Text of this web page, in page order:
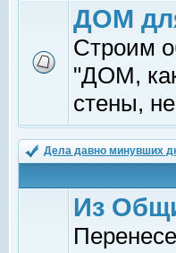
ДОМ
Строим
"ДОМ,
стены,
Дела давно минувших
Из